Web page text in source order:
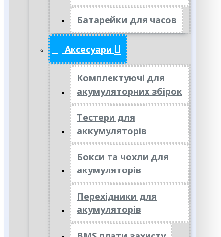
Батарейки для часов
Аксесуари
Комплектуючі для
акумуляторних збірок
Тестери для
аккумуляторів
Бокси та чохли для
акумуляторів
Перехідники для
акумуляторів